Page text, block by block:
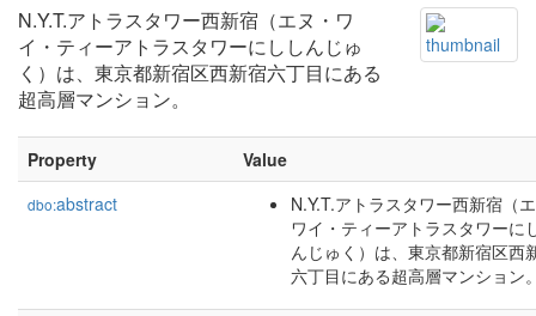
N.Y.T.アトラスタワー西新宿（エヌ・ワ
イ・ティーアトラスタワーにししんじゅ
く）は、東京都新宿区西新宿六丁目にある
超高層マンション。
Property Value
dbo:abstract
N.Y.T.アトラスタワー西新宿（
ワイ・ティーアトラスタワーに
んじゅく）は、東京都新宿区西
六丁目にある超高層マンション